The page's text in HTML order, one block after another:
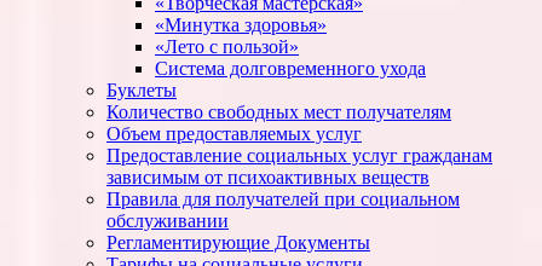
«Минутка здоровья»
«Лето с пользой»
Система долговременного ухода
Буклеты
Количество свободных мест получателям
Объем предоставляемых услуг
Предоставление социальных услуг гражданам
зависимым от психоактивных веществ
Правила для получателей при социальном
обслуживании
Регламентирующие Документы